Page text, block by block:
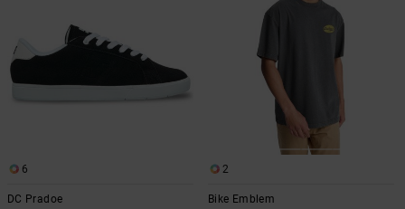
6
DC Pradoe
2
Bike Emblem